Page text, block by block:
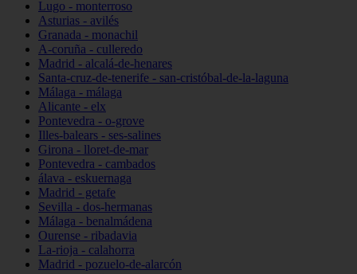
Lugo - monterroso
Asturias - avilés
Granada - monachil
A-coruña - culleredo
Madrid - alcalá-de-henares
Santa-cruz-de-tenerife - san-cristóbal-de-la-laguna
Málaga - málaga
Alicante - elx
Pontevedra - o-grove
Illes-balears - ses-salines
Girona - lloret-de-mar
Pontevedra - cambados
álava - eskuernaga
Madrid - getafe
Sevilla - dos-hermanas
Málaga - benalmádena
Ourense - ribadavia
La-rioja - calahorra
Madrid - pozuelo-de-alarcón